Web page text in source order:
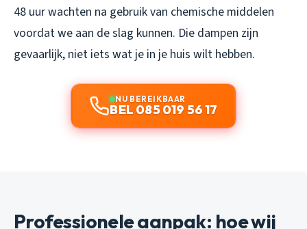
48 uur wachten na gebruik van chemische middelen
voordat we aan de slag kunnen. Die dampen zijn
gevaarlijk, niet iets wat je in je huis wilt hebben.
NU BEREIKBAAR
BEL 085 019 56 17
Professionele aanpak: hoe wij